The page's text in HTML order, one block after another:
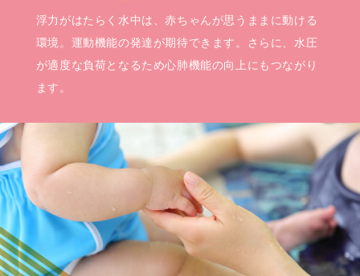
浮力がはたらく水中は、赤ちゃんが思うままに動ける
環境。運動機能の発達が期待できます。さらに、水圧
が適度な負荷となるため心肺機能の向上にもつながり
ます。